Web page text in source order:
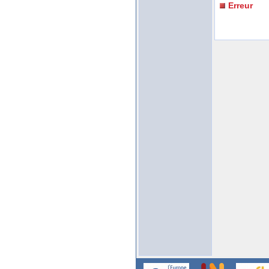
Erreur